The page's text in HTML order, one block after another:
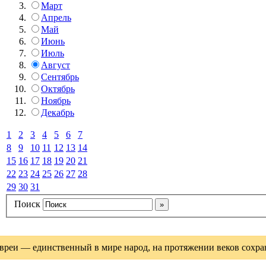
Март
Апрель
Май
Июнь
Июль
Август
Сентябрь
Октябрь
Ноябрь
Декабрь
1 2 3 4 5 6
7
8
9 10 11 12 13 14
15 16 17 18 19 20 21
22 23 24 25 26 27 28
29 30 31
Поиск
— единственный в мире народ, на протяжении веков